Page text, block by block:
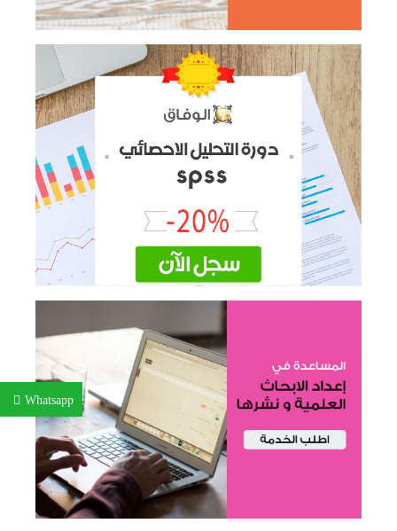
Whatsapp